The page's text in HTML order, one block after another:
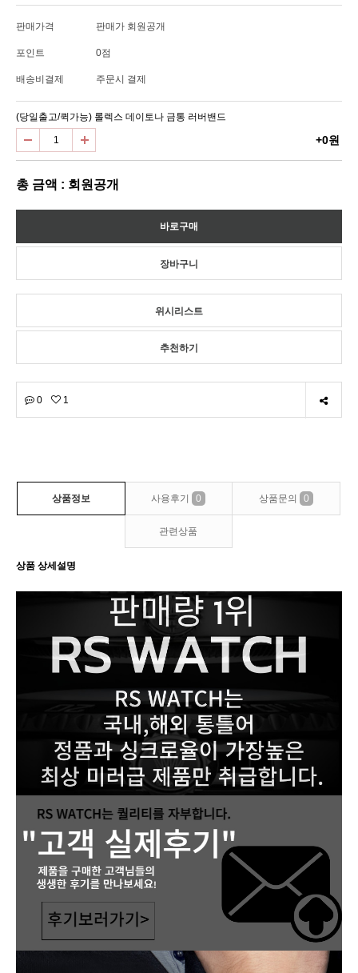
판매가격 판매가 회원공개
포인트 0점
배송비결제 주문시 결제
(당일출고/퀵가능) 롤렉스 데이토나 금통 러버밴드
+0원
총 금액 : 회원공개
위시리스트
추천하기
0 1
상품정보 사용후기 0 상품문의 0
관련상품
상품 상세설명